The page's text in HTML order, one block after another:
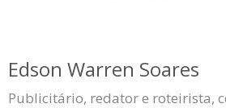
Edson Warren Soares
Publicitário, redator e roteirista,